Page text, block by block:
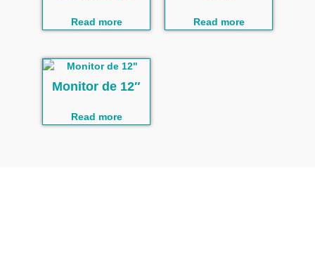
Read more Read more
Monitor de 12″
Read more